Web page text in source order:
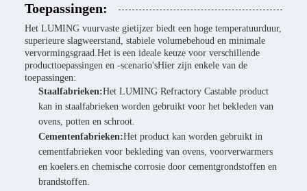
Toepassingen:
Het LUMING vuurvaste gietijzer biedt een hoge temperatuurduur,
superieure slagweerstand, stabiele volumebehoud en minimale
vervormingsgraad.Het is een ideale keuze voor verschillende
producttoepassingen en -scenario'sHier zijn enkele van de
toepassingen:
Staalfabrieken:Het LUMING Refractory Castable product
kan in staalfabrieken worden gebruikt voor het bekleden van
ovens, potten en schroot.
Cementenfabrieken:Het product kan worden gebruikt in
cementfabrieken voor bekleding van ovens, voorverwarmers
en koelers.en chemische corrosie door cementgrondstoffen en
brandstoffen.